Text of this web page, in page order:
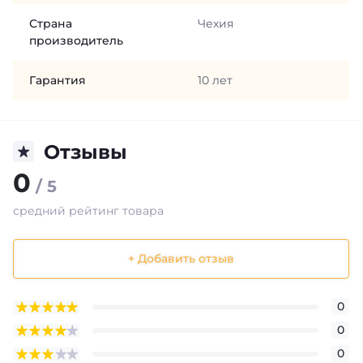
Страна
производитель
Чехия
Гарантия 10 лет
Отзывы
0 / 5
средний рейтинг товара
+ Добавить отзыв
0
0
0